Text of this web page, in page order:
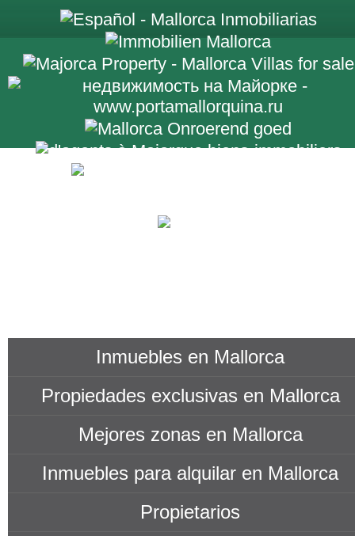
Inmuebles en Mallorca
Propiedades exclusivas en Mallorca
Mejores zonas en Mallorca
Inmuebles para alquilar en Mallorca
Propietarios